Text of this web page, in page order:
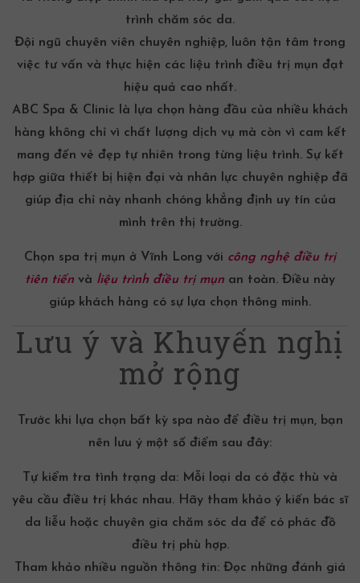
trình chăm sóc da.
Đội ngũ chuyên viên chuyên nghiệp, luôn tận tâm trong
việc tư vấn và thực hiện các liệu trình điều trị mụn đạt
hiệu quả cao nhất.
ABC Spa & Clinic là lựa chọn hàng đầu của nhiều khách
hàng không chỉ vì chất lượng dịch vụ mà còn vì cam kết
mang đến vẻ đẹp tự nhiên trong từng liệu trình. Sự kết
hợp giữa thiết bị hiện đại và nhân lực chuyên nghiệp đã
giúp địa chỉ này nhanh chóng khẳng định uy tín của
mình trên thị trường.
Chọn spa trị mụn ở Vĩnh Long với công nghệ điều trị
tiên tiến và liệu trình điều trị mụn an toàn. Điều này
giúp khách hàng có sự lựa chọn thông minh.
Lưu ý và Khuyến nghị
mở rộng
Trước khi lựa chọn bất kỳ spa nào để điều trị mụn, bạn
nên lưu ý một số điểm sau đây:
Tự kiểm tra tình trạng da: Mỗi loại da có đặc thù và
yêu cầu điều trị khác nhau. Hãy tham khảo ý kiến bác sĩ
da liễu hoặc chuyên gia chăm sóc da để có phác đồ
điều trị phù hợp.
Tham khảo nhiều nguồn thông tin: Đọc những đánh giá